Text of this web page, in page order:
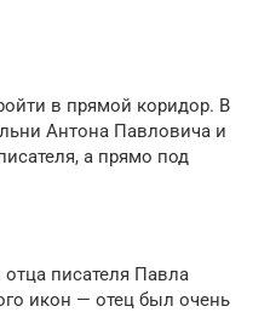
в прямой коридор. В
Антона Павловича и
а прямо под
писателя Павла
икон — отец был очень